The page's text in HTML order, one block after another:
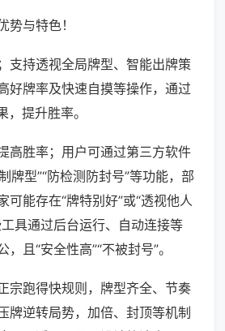
势与特色！
支持透视全局牌型、智能出牌策
好牌率及快速自摸等操作，通过
提升胜率。
高胜率；用户可通过第三方软件
牌型”“防检测防封号”等功能，部
可能存在“牌特别好”或“透视他人
具通过后台运行、自动连接等
且“安全性高”“不被封号”。
宗跑得快规则，牌型齐全、节奏
牌逆转局势，加倍、封顶等机制